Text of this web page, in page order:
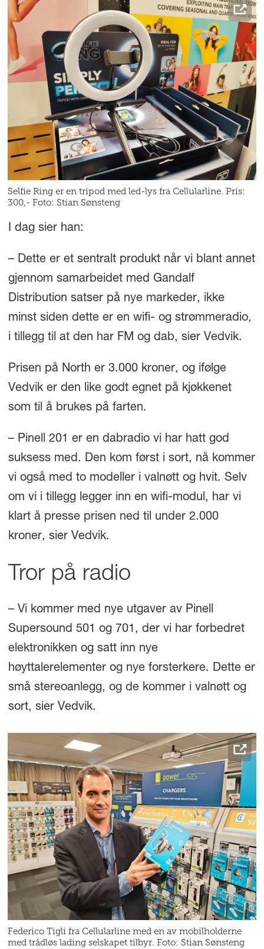
Selfie Ring er en tripod med led-lys fra Cellularline. Pris:
300,- Foto: Stian Sønsteng
I dag sier han:
– Dette er et sentralt produkt når vi blant annet
gjennom samarbeidet med Gandalf
Distribution satser på nye markeder, ikke
minst siden dette er en wifi- og strømmeradio,
i tillegg til at den har FM og dab, sier Vedvik.
Prisen på North er 3.000 kroner, og ifølge
Vedvik er den like godt egnet på kjøkkenet
som til å brukes på farten.
– Pinell 201 er en dabradio vi har hatt god
suksess med. Den kom først i sort, nå kommer
vi også med to modeller i valnøtt og hvit. Selv
om vi i tillegg legger inn en wifi-modul, har vi
klart å presse prisen ned til under 2.000
kroner, sier Vedvik.
Tror på radio
– Vi kommer med nye utgaver av Pinell
Supersound 501 og 701, der vi har forbedret
elektronikken og satt inn nye
høyttalerelementer og nye forsterkere. Dette er
små stereoanlegg, og de kommer i valnøtt og
sort, sier Vedvik.
Federico Tigli fra Cellularline med en av mobilholderne
med trådløs lading selskapet tilbyr. Foto: Stian Sønsteng